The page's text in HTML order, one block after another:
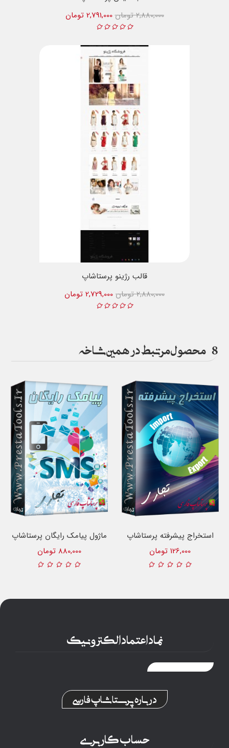
2,791,000 تومان
2,880,000 تومان
قالب رژینو پرستاشاپ
2,729,000 تومان
2,880,000 تومان
8 محصول مرتبط در همین شاخه
ماژول پیامک رایگان پرستاشاپ
880,000 تومان
استخراج پیشرفته پرستاشاپ
126,000 تومان
نماد اعتماد الکترونیک
درباره پرستاشاپ فارسی
حساب کاربری